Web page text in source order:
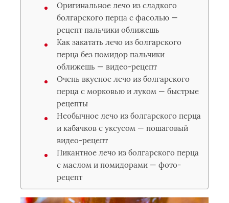
Оригинальное лечо из сладкого
болгарского перца с фасолью —
рецепт пальчики оближешь
Как закатать лечо из болгарского
перца без помидор пальчики
оближешь — видео-рецепт
Очень вкусное лечо из болгарского
перца с морковью и луком — быстрые
рецепты
Необычное лечо из болгарского перца
и кабачков с уксусом — пошаговый
видео-рецепт
Пикантное лечо из болгарского перца
с маслом и помидорами — фото-
рецепт